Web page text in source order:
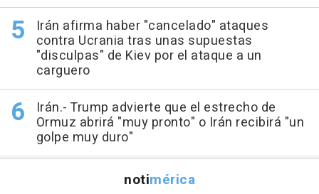
Irán afirma haber "cancelado" ataques
contra Ucrania tras unas supuestas
"disculpas" de Kiev por el ataque a un
carguero
Irán.- Trump advierte que el estrecho de
Ormuz abrirá "muy pronto" o Irán recibirá "un
golpe muy duro"
notimérica